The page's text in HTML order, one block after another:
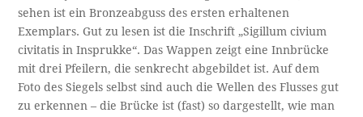
sehen ist ein Bronzeabguss des ersten erhaltenen
Exemplars. Gut zu lesen ist die Inschrift „Sigillum civium
civitatis in Insprukke“. Das Wappen zeigt eine Innbrücke
mit drei Pfeilern, die senkrecht abgebildet ist. Auf dem
Foto des Siegels selbst sind auch die Wellen des Flusses gut
zu erkennen – die Brücke ist (fast) so dargestellt, wie man